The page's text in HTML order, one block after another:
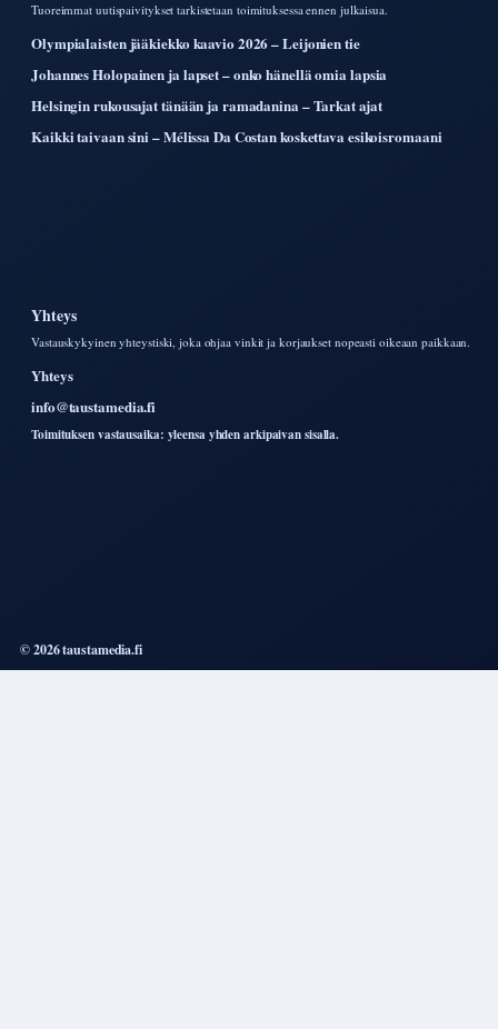
Tuoreimmat uutispaivitykset tarkistetaan toimituksessa ennen julkaisua.
Olympialaisten jääkiekko kaavio 2026 – Leijonien tie
Johannes Holopainen ja lapset – onko hänellä omia lapsia
Helsingin rukousajat tänään ja ramadanina – Tarkat ajat
Kaikki taivaan sini – Mélissa Da Costan koskettava esikoisromaani
Yhteys
Vastauskykyinen yhteystiski, joka ohjaa vinkit ja korjaukset nopeasti oikeaan paikkaan.
Yhteys
info@taustamedia.fi
Toimituksen vastausaika: yleensa yhden arkipaivan sisalla.
© 2026 taustamedia.fi